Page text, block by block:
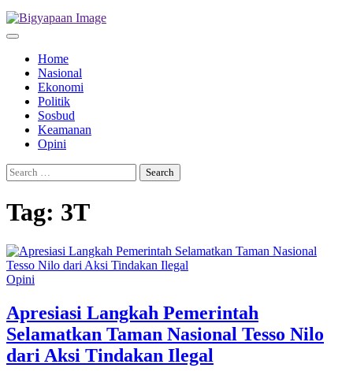
Home
Nasional
Ekonomi
Politik
Sosbud
Keamanan
Opini
Search
for:
Tag: 3T
Opini
Apresiasi Langkah Pemerintah
Selamatkan Taman Nasional Tesso Nilo
dari Aksi Tindakan Ilegal